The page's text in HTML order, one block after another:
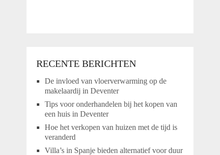
RECENTE BERICHTEN
De invloed van vloerverwarming op de
makelaardij in Deventer
Tips voor onderhandelen bij het kopen van
een huis in Deventer
Hoe het verkopen van huizen met de tijd is
veranderd
Villa’s in Spanje bieden alternatief voor duur